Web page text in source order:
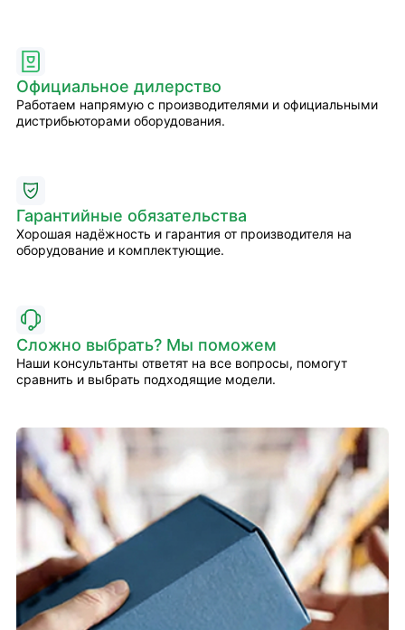
Официальное дилерство
Работаем напрямую с производителями и официальными
дистрибьюторами оборудования.
Гарантийные обязательства
Хорошая надёжность и гарантия от производителя на
оборудование и комплектующие.
Сложно выбрать? Мы поможем
Наши консультанты ответят на все вопросы, помогут
сравнить и выбрать подходящие модели.